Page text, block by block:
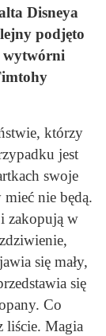
Disneya
podjęto
wytwórni
którzy
jest
swoje
nie będą.
zakopują w
się mały,
się
Co
liście. Magia